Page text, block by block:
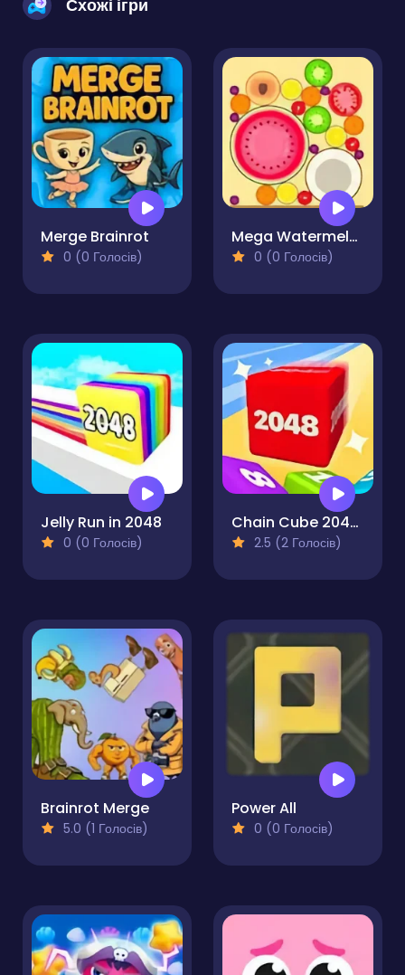
Схожі ігри
Merge Brainrot
0 (0 Голосів)
Mega Watermelon Merge
0 (0 Голосів)
Jelly Run in 2048
0 (0 Голосів)
Chain Cube 2048 3D
2.5 (2 Голосів)
Brainrot Merge
5.0 (1 Голосів)
Power All
0 (0 Голосів)